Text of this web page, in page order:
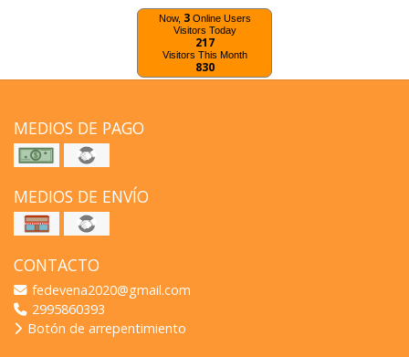
Now, 3Online Users
Visitors Today
217
Visitors This Month
830
MEDIOS DE PAGO
MEDIOS DE ENVÍO
CONTACTO
fedevena2020@gmail.com
2995860393
Botón de arrepentimiento